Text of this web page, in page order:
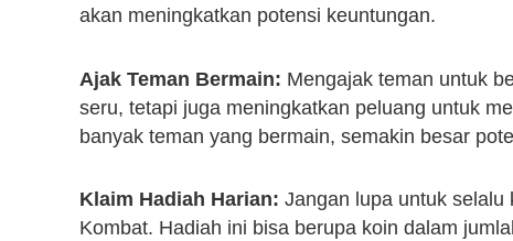
akan meningkatkan potensi keuntungan.
Ajak Teman Bermain: Mengajak teman untuk
seru, tetapi juga meningkatkan peluang untuk
banyak teman yang bermain, semakin besar
Klaim Hadiah Harian: Jangan lupa untuk
Kombat. Hadiah ini bisa berupa koin dalam